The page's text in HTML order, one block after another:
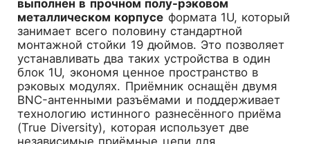
выполнен в прочном полу-рэковом
металлическом корпусе формата 1U, который
занимает всего половину стандартной
монтажной стойки 19 дюймов. Это позволяет
устанавливать два таких устройства в один
блок 1U, экономя ценное пространство в
рэковых модулях. Приёмник оснащён двумя
BNC-антенными разъёмами и поддерживает
технологию истинного разнесённого приёма
(True Diversity), которая использует две
независимые приёмные цепи для